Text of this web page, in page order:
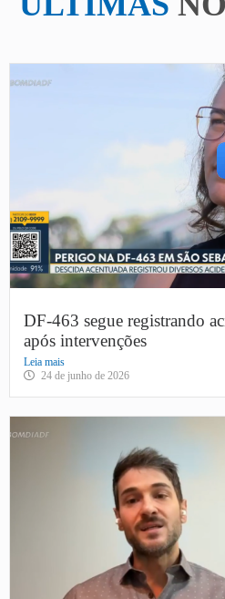
DF-463 segue registrando
após intervenções
Leia mais
24 de junho de 2026